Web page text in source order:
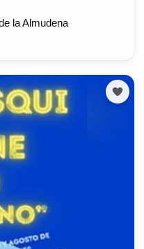
la Almudena